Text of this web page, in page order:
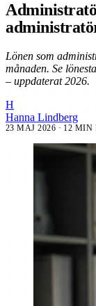
Lönen som
månaden. Se
– uppdaterat 2026.
H
Hanna Lindberg
23 MAJ 2026 · 12 MIN